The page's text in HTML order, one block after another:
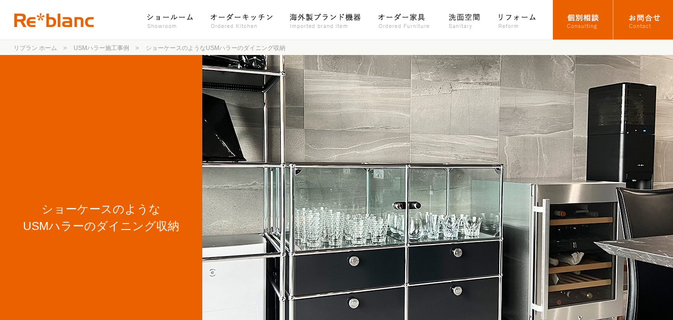
リブラン ホーム USMハラー施工事例 ショーケースのようなUSMハラーのダイニング収納
ショーケースのような
USMハラーのダイニング収納